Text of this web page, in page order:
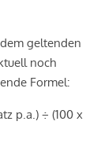
geltenden
noch
Formel:
p.a.) ÷ (100 x